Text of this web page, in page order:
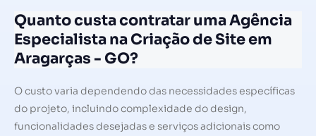
Quanto custa contratar uma Agência
Especialista na Criação de Site em
Aragarças - GO?
O custo varia dependendo das necessidades específicas
do projeto, incluindo complexidade do design,
funcionalidades desejadas e serviços adicionais como